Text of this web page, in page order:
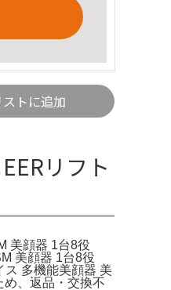
トに追加
リフト
美顔器 1台8役
美顔器 1台8役
多機能美顔器 美
、返品・交換不